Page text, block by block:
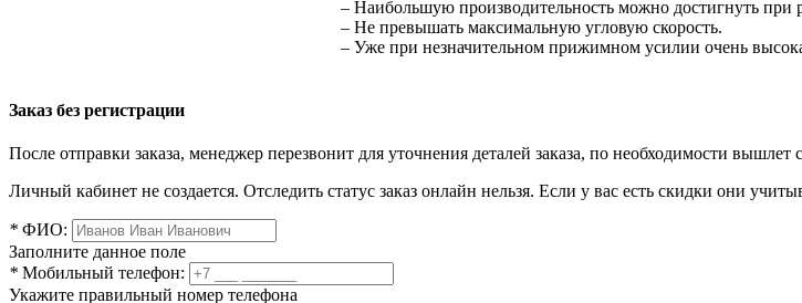
– Наибольшую производительность можно достигнуть при
– Не превышать максимальную угловую скорость.
– Уже при незначительном прижимном усилии очень
Заказ без регистрации
После отправки заказа, менеджер перезвонит для уточнения деталей заказа, по необходимости вышлет
Личный кабинет не создается. Отследить статус заказ онлайн нельзя. Если у вас есть скидки они
* ФИО:
Заполните данное поле
* Мобильный телефон:
Укажите правильный номер телефона